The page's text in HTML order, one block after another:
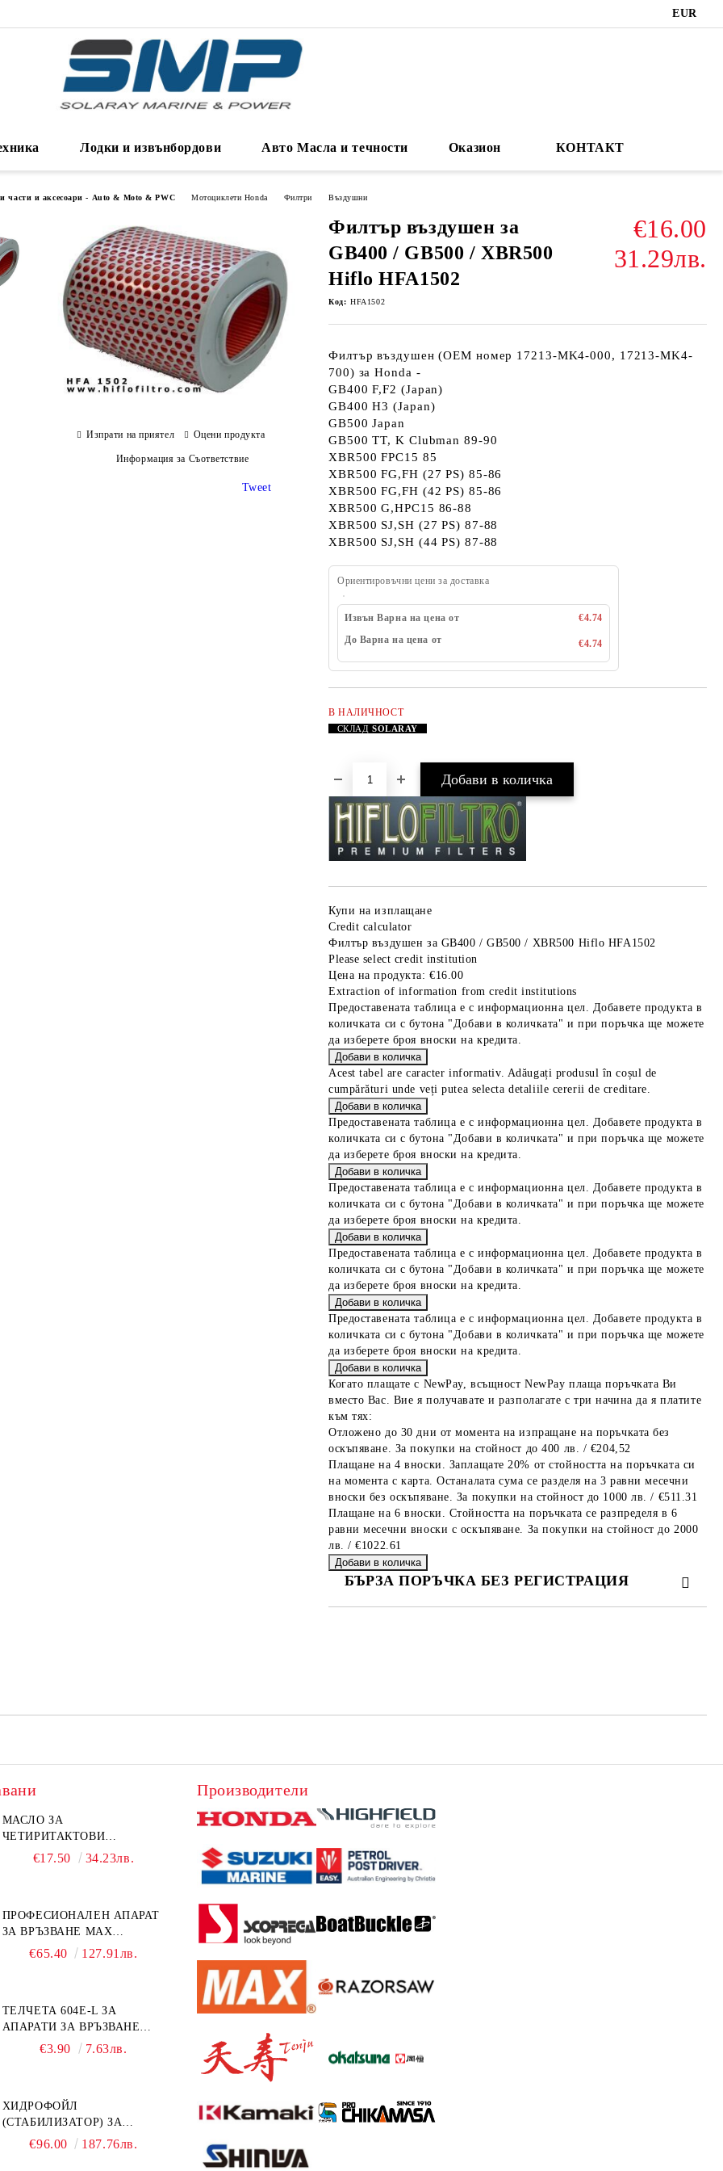
EUR
Лодки и извънбордови Авто Масла и течности Оказион КОНТАКТ
части и аксесоари - Auto & Moto & PWC Мотоциклети Honda Филтри Въздушни
Филтър въздушен за
GB400 / GB500 / XBR500
Hiflo HFA1502
€16.00
31.29лв.
Код: HFA1502
Филтър въздушен (OEM номер 17213-MK4-000, 17213-MK4-
700) за Honda -
GB400 F,F2 (Japan)
GB400 H3 (Japan)
GB500 Japan
GB500 TT, K Clubman 89-90
XBR500 FPC15 85
XBR500 FG,FH (27 PS) 85-86
XBR500 FG,FH (42 PS) 85-86
XBR500 G,HPC15 86-88
XBR500 SJ,SH (27 PS) 87-88
XBR500 SJ,SH (44 PS) 87-88
Ориентировъчни цени за доставка
Извън Варна на цена от
€4.74
До Варна на цена от
€4.74
В НАЛИЧНОСТ
СКЛАДSOLARAY
Купи на изплащане
Credit calculator
Филтър въздушен за GB400 / GB500 / XBR500 Hiflo HFA1502
Please select credit institution
Цена на продукта: €16.00
Extraction of information from credit institutions
Предоставената таблица е с информационна цел. Добавете продукта в
количката си с бутона "Добави в количката" и при поръчка ще можете
да изберете броя вноски на кредита.
Acest tabel are caracter informativ. Adăugați produsul în coșul de
cumpărături unde veți putea selecta detaliile cererii de creditare.
Предоставената таблица е с информационна цел. Добавете продукта в
количката си с бутона "Добави в количката" и при поръчка ще можете
да изберете броя вноски на кредита.
Предоставената таблица е с информационна цел. Добавете продукта в
количката си с бутона "Добави в количката" и при поръчка ще можете
да изберете броя вноски на кредита.
Предоставената таблица е с информационна цел. Добавете продукта в
количката си с бутона "Добави в количката" и при поръчка ще можете
да изберете броя вноски на кредита.
Предоставената таблица е с информационна цел. Добавете продукта в
количката си с бутона "Добави в количката" и при поръчка ще можете
да изберете броя вноски на кредита.
Когато плащате с NewPay, всъщност NewPay плаща поръчката Ви
вместо Вас. Вие я получавате и разполагате с три начина да я платите
към тях:
Отложено до 30 дни от момента на изпращане на поръчката без
оскъпяване. За покупки на стойност до 400 лв. / €204,52
Плащане на 4 вноски. Заплащате 20% от стойността на поръчката си
на момента с карта. Останалата сума се разделя на 3 равни месечни
вноски без оскъпяване. За покупки на стойност до 1000 лв. / €511.31
Плащане на 6 вноски. Стойността на поръчката се разпределя в 6
равни месечни вноски с оскъпяване. За покупки на стойност до 2000
лв. / €1022.61
БЪРЗА ПОРЪЧКА БЕЗ РЕГИСТРАЦИЯ
Изпрати на приятел Оцени продукта
Информация за Съответствие
Tweet
МАСЛО ЗА
ЧЕТИРИТАКТОВИ
ИЗВЪНБОРДОВИ
€17.50 34.23лв.
ПРОФЕСИОНАЛЕН АПАРАТ
ЗА ВРЪЗВАНЕ MAX
TAPENER HT-R45C
€65.40 127.91лв.
ТЕЛЧЕТА 604E-L ЗА
АПАРАТИ ЗА ВРЪЗВАНЕ
MAX HT-R1 И HT-R45C
€3.90 7.63лв.
ХИДРОФОЙЛ
(СТАБИЛИЗАТОР) ЗА
ДВИГАТЕЛИ ОТ 8 ДО 40
€96.00 187.76лв.
Производители